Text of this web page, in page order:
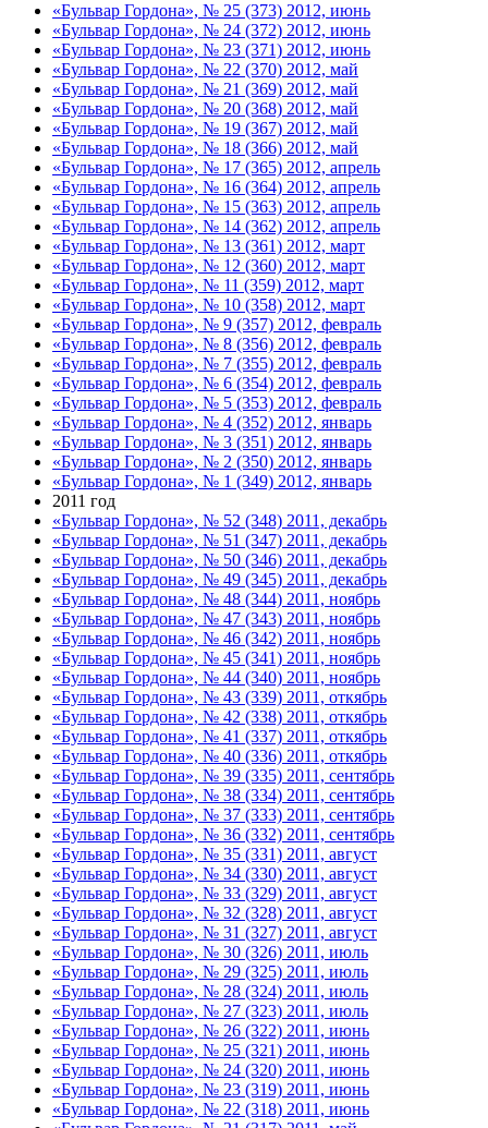
«Бульвар Гордона», № 25 (373) 2012, июнь
«Бульвар Гордона», № 24 (372) 2012, июнь
«Бульвар Гордона», № 23 (371) 2012, июнь
«Бульвар Гордона», № 22 (370) 2012, май
«Бульвар Гордона», № 21 (369) 2012, май
«Бульвар Гордона», № 20 (368) 2012, май
«Бульвар Гордона», № 19 (367) 2012, май
«Бульвар Гордона», № 18 (366) 2012, май
«Бульвар Гордона», № 17 (365) 2012, апрель
«Бульвар Гордона», № 16 (364) 2012, апрель
«Бульвар Гордона», № 15 (363) 2012, апрель
«Бульвар Гордона», № 14 (362) 2012, апрель
«Бульвар Гордона», № 13 (361) 2012, март
«Бульвар Гордона», № 12 (360) 2012, март
«Бульвар Гордона», № 11 (359) 2012, март
«Бульвар Гордона», № 10 (358) 2012, март
«Бульвар Гордона», № 9 (357) 2012, февраль
«Бульвар Гордона», № 8 (356) 2012, февраль
«Бульвар Гордона», № 7 (355) 2012, февраль
«Бульвар Гордона», № 6 (354) 2012, февраль
«Бульвар Гордона», № 5 (353) 2012, февраль
«Бульвар Гордона», № 4 (352) 2012, январь
«Бульвар Гордона», № 3 (351) 2012, январь
«Бульвар Гордона», № 2 (350) 2012, январь
«Бульвар Гордона», № 1 (349) 2012, январь
2011 год
«Бульвар Гордона», № 52 (348) 2011, декабрь
«Бульвар Гордона», № 51 (347) 2011, декабрь
«Бульвар Гордона», № 50 (346) 2011, декабрь
«Бульвар Гордона», № 49 (345) 2011, декабрь
«Бульвар Гордона», № 48 (344) 2011, ноябрь
«Бульвар Гордона», № 47 (343) 2011, ноябрь
«Бульвар Гордона», № 46 (342) 2011, ноябрь
«Бульвар Гордона», № 45 (341) 2011, ноябрь
«Бульвар Гордона», № 44 (340) 2011, ноябрь
«Бульвар Гордона», № 43 (339) 2011, откябрь
«Бульвар Гордона», № 42 (338) 2011, откябрь
«Бульвар Гордона», № 41 (337) 2011, откябрь
«Бульвар Гордона», № 40 (336) 2011, откябрь
«Бульвар Гордона», № 39 (335) 2011, сентябрь
«Бульвар Гордона», № 38 (334) 2011, сентябрь
«Бульвар Гордона», № 37 (333) 2011, сентябрь
«Бульвар Гордона», № 36 (332) 2011, сентябрь
«Бульвар Гордона», № 35 (331) 2011, август
«Бульвар Гордона», № 34 (330) 2011, август
«Бульвар Гордона», № 33 (329) 2011, август
«Бульвар Гордона», № 32 (328) 2011, август
«Бульвар Гордона», № 31 (327) 2011, август
«Бульвар Гордона», № 30 (326) 2011, июль
«Бульвар Гордона», № 29 (325) 2011, июль
«Бульвар Гордона», № 28 (324) 2011, июль
«Бульвар Гордона», № 27 (323) 2011, июль
«Бульвар Гордона», № 26 (322) 2011, июнь
«Бульвар Гордона», № 25 (321) 2011, июнь
«Бульвар Гордона», № 24 (320) 2011, июнь
«Бульвар Гордона», № 23 (319) 2011, июнь
«Бульвар Гордона», № 22 (318) 2011, июнь